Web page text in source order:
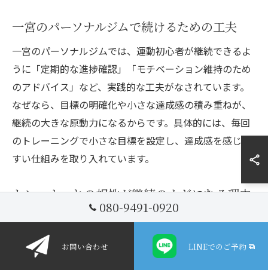
一宮のパーソナルジムで続けるための工夫
一宮のパーソナルジムでは、運動初心者が継続できるよ
うに「定期的な進捗確認」「モチベーション維持のため
のアドバイス」など、実践的な工夫がなされています。
なぜなら、目標の明確化や小さな達成感の積み重ねが、
継続の大きな原動力になるからです。具体的には、毎回
のトレーニングで小さな目標を設定し、達成感を感じや
すい仕組みを取り入れています。
トレーナーとの相性が継続のカギになる理由
グ継続に直結します。理由は、信頼できるトレーナーが
いることで、不安や疑問をすぐに相談でき、安心感が得
080-9491-0920
お問い合わせ LINEでのご予約